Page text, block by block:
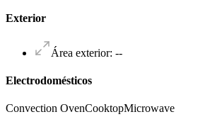
Exterior
Área exterior: --
Electrodomésticos
Convection OvenCooktopMicrowave